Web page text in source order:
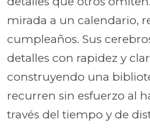
mirada a un calendario,
cumpleaños. Sus
detalles con rapidez y
construyendo una
recurren sin esfuerzo al
través del tiempo y de